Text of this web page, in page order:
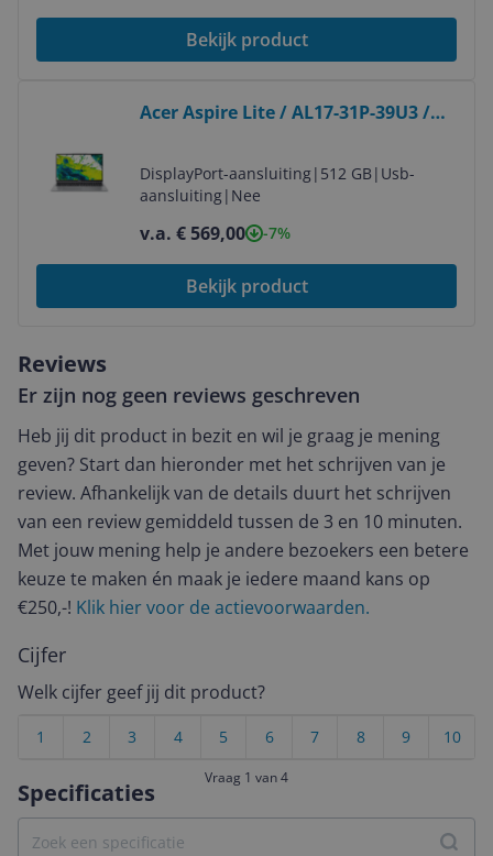
Bekijk product
Acer Aspire Lite / AL17-31P-39U3 /
DisplayPort-aansluiting| 512 GB| Usb-
aansluiting| Nee
v.a. € 569,00 -7%
Bekijk product
Specificaties
Reviews
Er zijn nog geen reviews geschreven
Heb jij dit product in bezit en wil je graag je mening
geven? Start dan hieronder met het schrijven van je
review. Afhankelijk van de details duurt het schrijven
van een review gemiddeld tussen de 3 en 10 minuten.
Met jouw mening help je andere bezoekers een betere
keuze te maken én maak je iedere maand kans op
€250,-! Klik hier voor de actievoorwaarden.
Cijfer
Welk cijfer geef jij dit product?
10
9
8
7
6
5
4
3
2
1
Vraag 1 van 4